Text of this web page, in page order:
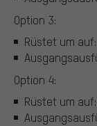
Option 3:
Rüstet um auf:
Option 4:
Rüstet um auf: